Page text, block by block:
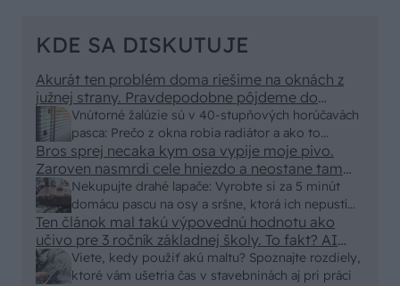
KDE SA DISKUTUJE
Vnútorné žalúzie sú v 40-stupňových horúčavách
pasca: Prečo z okna robia radiátor a ako to
vyriešiť za pár eur?
Akurát ten problém doma riešime na oknách z
južnej strany. Pravdepodobne pôjdeme do
vonkajšieho tienenia na spôsob markízy
250x150cm. Čínsky predajcovia idú okolo 100
eur kus.
Nekupujte drahé lapače: Vyrobte si za 5 minút
domácu pascu na osy a sršne, ktorá ich nepustí
von
Bros sprej necaka kym osa vypije moje pivo.
Zaroven nasmrdi cele hniezdo a neostane tam
nic zive. Vasa pasca naucinke moc efektivne.
Skor pritiahne slimaky
Viete, kedy použiť akú maltu? Spoznajte rozdiely,
ktoré vám ušetria čas v stavebninách aj pri práci
Ten článok mal takú výpovednú hodnotu ako
učivo pre 3 ročník základnej školy. To fakt? AI
alebo nejaka kniha z VŠ? Dnešné rychlotvrdnuce
malty - pevnosť 40 Mpa a doba schnutia tak 15